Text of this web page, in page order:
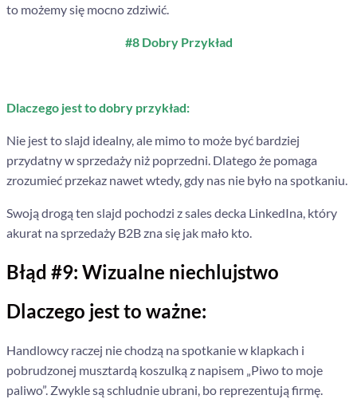
to możemy się mocno zdziwić.
#8 Dobry Przykład
Dlaczego jest to dobry przykład:
Nie jest to slajd idealny, ale mimo to może być bardziej
przydatny w sprzedaży niż poprzedni. Dlatego że pomaga
zrozumieć przekaz nawet wtedy, gdy nas nie było na spotkaniu.
Swoją drogą ten slajd pochodzi z sales decka LinkedIna, który
akurat na sprzedaży B2B zna się jak mało kto.
Błąd #9: Wizualne niechlujstwo
Dlaczego jest to ważne:
Handlowcy raczej nie chodzą na spotkanie w klapkach i
pobrudzonej musztardą koszulką z napisem „Piwo to moje
paliwo”. Zwykle są schludnie ubrani, bo reprezentują firmę.